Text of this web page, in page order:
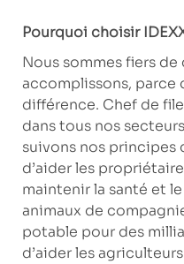
Pourquoi choisir
Nous sommes fiers de
accomplissons, parce
différence. Chef de
dans tous nos
suivons nos principes
d’aider les
maintenir la santé et
animaux de
potable pour des
d’aider les